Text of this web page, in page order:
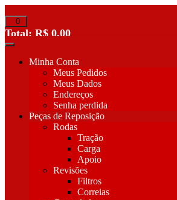
para
o
conteúdo
0
Total: R$ 0,00
Minha Conta
Meus Pedidos
Meus Dados
Endereços
Senha perdida
Peças de Reposição
Rodas
Tração
Carga
Apoio
Revisões
Filtros
Correias